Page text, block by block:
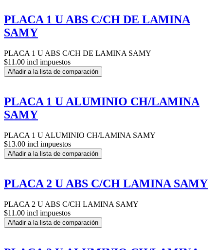
PLACA 1 U ABS C/CH DE LAMINA
SAMY
PLACA 1 U ABS C/CH DE LAMINA SAMY
$11.00 incl impuestos
Añadir a la lista de comparación
PLACA 1 U ALUMINIO CH/LAMINA
SAMY
PLACA 1 U ALUMINIO CH/LAMINA SAMY
$13.00 incl impuestos
Añadir a la lista de comparación
PLACA 2 U ABS C/CH LAMINA SAMY
PLACA 2 U ABS C/CH LAMINA SAMY
$11.00 incl impuestos
Añadir a la lista de comparación